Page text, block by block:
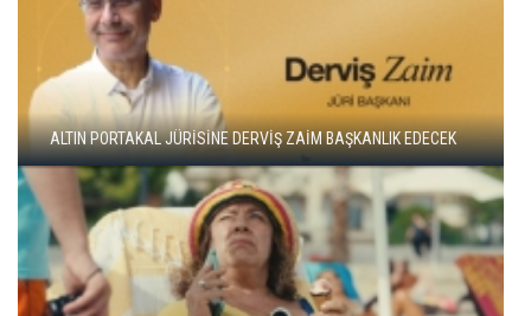
ADANA ALTIN KOZA'DA JÜRİ BAŞKANI ZUHAL OLCAY